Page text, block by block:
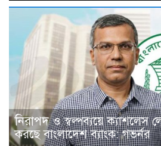
নিরাপদ ও স্বল্পব্যয়ে ক্যাশলেস
করছে বাংলাদেশ ব্যাংক: গভর্নর